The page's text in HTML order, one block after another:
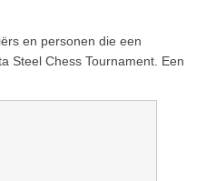
en personen die een
Steel Chess Tournament. Een